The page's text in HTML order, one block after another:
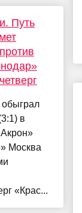
Путь
обыграл
в
Москва
«Крас...